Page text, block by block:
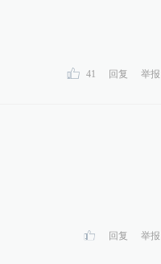
41 回复 举报
回复 举报